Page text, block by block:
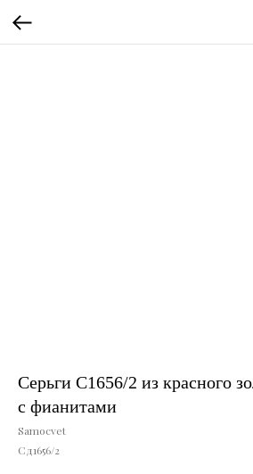
Серьги С1656/2 из красного
с фианитами
Samocvet
Сд1656/2